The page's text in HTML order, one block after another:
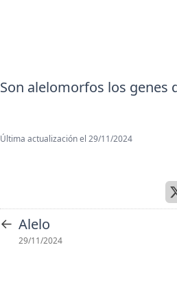
Son alelomorfos los genes
Última actualización el 29/11/2024
← Alelo
29/11/2024